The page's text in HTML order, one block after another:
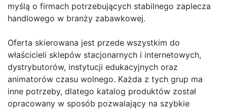
myślą o firmach potrzebujących stabilnego zaplecza
handlowego w branży zabawkowej.
Oferta skierowana jest przede wszystkim do
właścicieli sklepów stacjonarnych i internetowych,
dystrybutorów, instytucji edukacyjnych oraz
animatorów czasu wolnego. Każda z tych grup ma
inne potrzeby, dlatego katalog produktów został
opracowany w sposób pozwalający na szybkie